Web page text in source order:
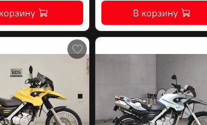
В корзину